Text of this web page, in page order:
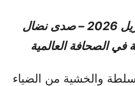
إعلام دولي | أبريل 2026 – صدى نضال
في الصحافة العالمية
والخشية من الضياء